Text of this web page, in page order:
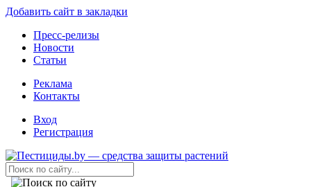
Добавить сайт в закладки
Пресс-релизы
Новости
Статьи
Реклама
Контакты
Вход
Регистрация